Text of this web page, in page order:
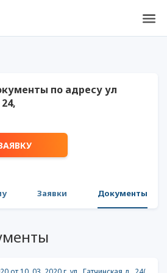
по адресу ул
Заявки Документы